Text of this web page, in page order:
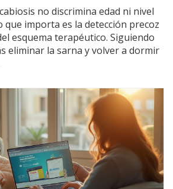
no discrimina edad ni nivel
que importa es la detección precoz
esquema terapéutico. Siguiendo
eliminar la sarna y volver a dormir